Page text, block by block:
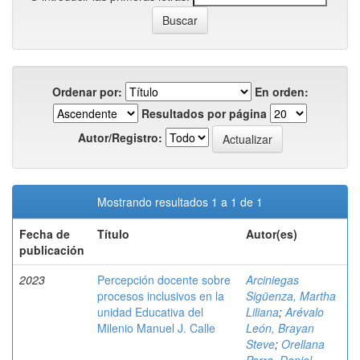
Ordenar por:
En orden:
Resultados por página
Autor/Registro:
Mostrando resultados 1 a 1 de 1
Fecha de
publicación
Título Autor(es)
2023
Percepción docente sobre
procesos inclusivos en la
unidad Educativa del
Milenio Manuel J. Calle
Arciniegas
Sigüenza, Martha
Liliana;Arévalo
León, Brayan
Steve; Orellana